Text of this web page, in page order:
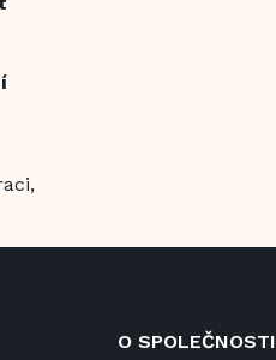
O SPOLEČNOSTI